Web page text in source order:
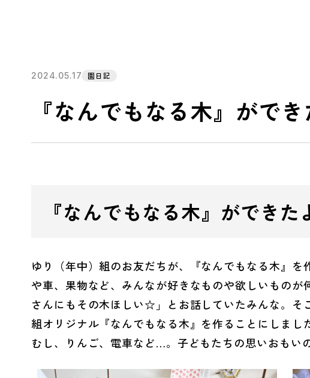
2024.05.17 園日記
『なんでもなる木』がで
『なんでもなる木』ができ
ゆり（年中）組のお友だちが、『なんでもなる木』
や車、果物など、みんなが好きなものや欲しいもの
さんにもその木ほしい☆」とお話していたみんな。そ
組オリジナル『なんでもなる木』を作ることにしまし
むし、りんご、電車など…。子どもたちの思いおもい